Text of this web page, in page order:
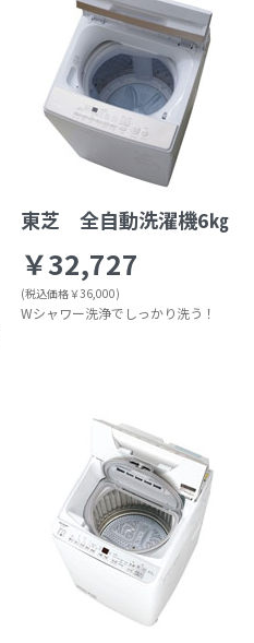
東芝 全自動洗濯機6㎏
￥32,727
(税込価格￥36,000)
Wシャワー洗浄でしっかり洗う！